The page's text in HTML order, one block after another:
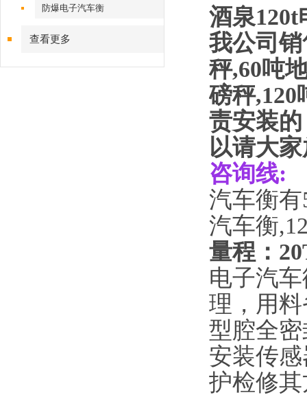
防爆电子汽车衡
查看更多
酒泉120t
我公司
秤,60吨
磅秤,120
责安装
以请大
咨询线:
汽车衡
汽车衡
量程：
电子汽
理，用
型腔全
安装传
护检修